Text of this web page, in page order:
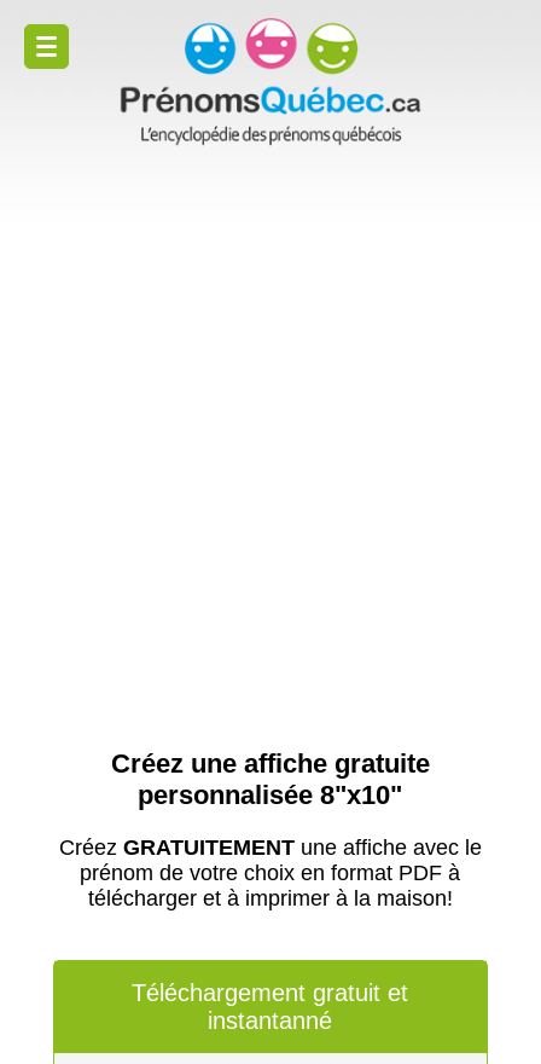
Créez une affiche gratuite
personnalisée 8"x10"
Créez GRATUITEMENTune affiche avec le
prénom de votre choix en format PDF à
télécharger et à imprimer à la maison!
Téléchargement gratuit et
instantanné